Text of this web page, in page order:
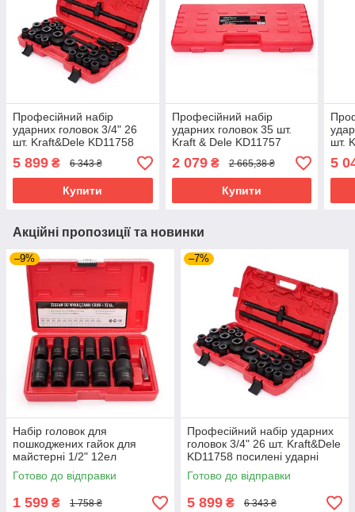
Професійний набір
ударних головок 3/4" 26
шт. Kraft&Dele KD11758
посилені ударні головки
5 899 ₴ 6 343 ₴
Купити
Професійний набір
ударних головок 35 шт.
Kraft & Dele KD11757
посилені ударні головки
2 079₴ 2 665,38 ₴
Купити
шт.
5
Акційні пропозиції та новинки
–9%
Набір головок для
пошкоджених гайок для
майстерні 1/2" 12ел
Kraft&Dele KD11792 набір
головок
Готово до відправки
1 599 ₴ 1 758 ₴
–7%
Професійний набір ударних
головок 3/4" 26 шт. Kraft&Dele
KD11758 посилені ударні
головки
Готово до відправки
5 899 ₴ 6 343 ₴